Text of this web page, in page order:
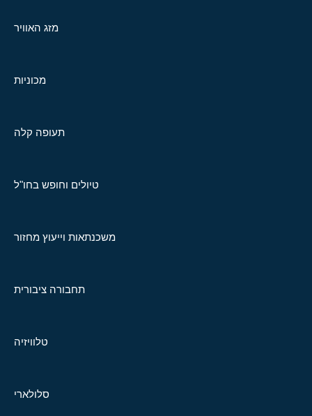
מזג האוויר
מכוניות
תעופה קלה
טיולים וחופש בחו"ל
משכנתאות וייעוץ מחזור
תחבורה ציבורית
טלוויזיה
סלולארי